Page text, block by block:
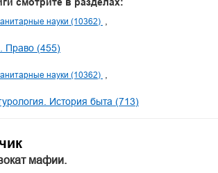
смотрите в разделах:
науки (10362)
Право (455)
науки (10362)
История быта (713)
мафии.